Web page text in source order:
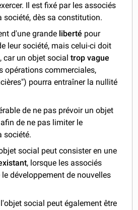
Il est fixé par les associés
société, dès sa constitution.
d'une grande liberté pour
leur société, mais celui-ci doit
, car un objet socialtrop vague
opérations commerciales,
pourra entraîner la nullité
de ne pas prévoir un objet
afin de ne pas limiter le
société.
social peut consister en une
, lorsque les associés
développement de nouvelles
social peut également être